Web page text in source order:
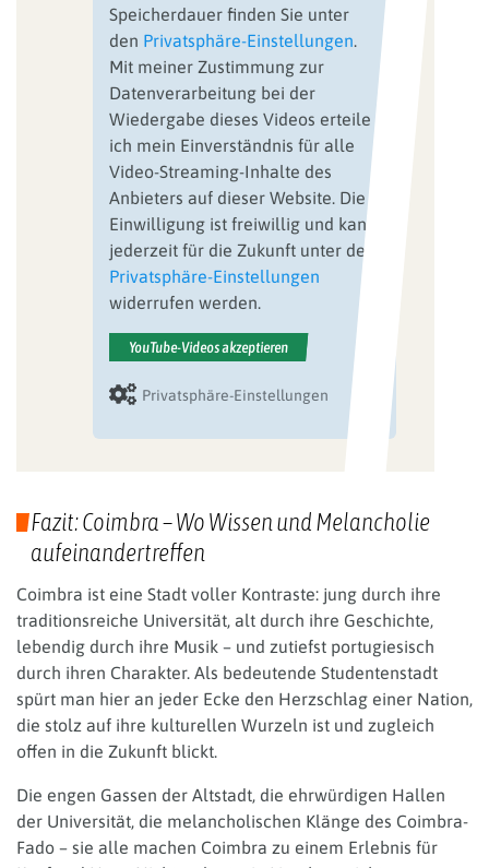
Speicherdauer finden Sie unter
den Privatsphäre-Einstellungen.
Mit meiner Zustimmung zur
Datenverarbeitung bei der
Wiedergabe dieses Videos erteile
ich mein Einverständnis für alle
Video-Streaming-Inhalte des
Anbieters auf dieser Website. Die
Einwilligung ist freiwillig und kann
jederzeit für die Zukunft unter den
Privatsphäre-Einstellungen
widerrufen werden.
YouTube-Videos akzeptieren
Privatsphäre-Einstellungen
Fazit: Coimbra – Wo Wissen und Melancholie
aufeinandertreffen
Coimbra ist eine Stadt voller Kontraste: jung durch ihre
traditionsreiche Universität, alt durch ihre Geschichte,
lebendig durch ihre Musik – und zutiefst portugiesisch
durch ihren Charakter. Als bedeutende Studentenstadt
spürt man hier an jeder Ecke den Herzschlag einer Nation,
die stolz auf ihre kulturellen Wurzeln ist und zugleich
offen in die Zukunft blickt.
Die engen Gassen der Altstadt, die ehrwürdigen Hallen
der Universität, die melancholischen Klänge des Coimbra-
Fado – sie alle machen Coimbra zu einem Erlebnis für